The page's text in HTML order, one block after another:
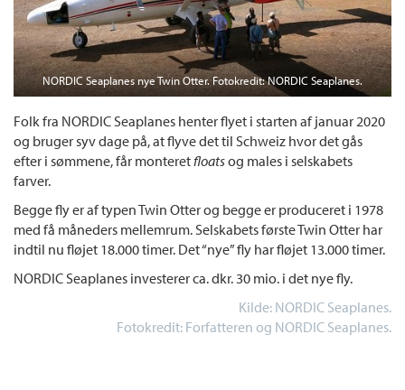
NORDIC Seaplanes nye Twin Otter. Fotokredit: NORDIC Seaplanes.
Folk fra NORDIC Seaplanes henter flyet i starten af januar 2020
og bruger syv dage på, at flyve det til Schweiz hvor det gås
efter i sømmene, får monteret floatsog males i selskabets
farver.
Begge fly er af typen Twin Otter og begge er produceret i 1978
med få måneders mellemrum. Selskabets første Twin Otter har
indtil nu fløjet 18.000 timer. Det “nye” fly har fløjet 13.000 timer.
NORDIC Seaplanes investerer ca. dkr. 30 mio. i det nye fly.
Kilde: NORDIC Seaplanes.
Fotokredit: Forfatteren og NORDIC Seaplanes.